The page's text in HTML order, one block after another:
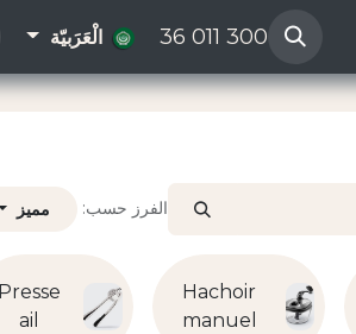
36 011 300 الْعَرَبيّة
الفرز حسب: مميز
Hachoir
manuel
Presse
ail